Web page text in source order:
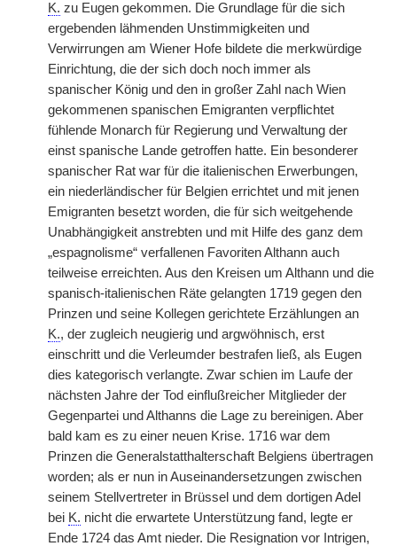
K. zu Eugen gekommen. Die Grundlage für die sich
ergebenden lähmenden Unstimmigkeiten und
Verwirrungen am Wiener Hofe bildete die merkwürdige
Einrichtung, die der sich doch noch immer als
spanischer König und den in großer Zahl nach Wien
gekommenen spanischen Emigranten verpflichtet
fühlende Monarch für Regierung und Verwaltung der
einst spanische Lande getroffen hatte. Ein besonderer
spanischer Rat war für die italienischen Erwerbungen,
ein niederländischer für Belgien errichtet und mit jenen
Emigranten besetzt worden, die für sich weitgehende
Unabhängigkeit anstrebten und mit Hilfe des ganz dem
„espagnolisme“ verfallenen Favoriten Althann auch
teilweise erreichten. Aus den Kreisen um Althann und die
spanisch-italienischen Räte gelangten 1719 gegen den
Prinzen und seine Kollegen gerichtete Erzählungen an
K., der zugleich neugierig und argwöhnisch, erst
einschritt und die Verleumder bestrafen ließ, als Eugen
dies kategorisch verlangte. Zwar schien im Laufe der
nächsten Jahre der Tod einflußreicher Mitglieder der
Gegenpartei und Althanns die Lage zu bereinigen. Aber
bald kam es zu einer neuen Krise. 1716 war dem
Prinzen die Generalstatthalterschaft Belgiens übertragen
worden; als er nun in Auseinandersetzungen zwischen
seinem Stellvertreter in Brüssel und dem dortigen Adel
bei K. nicht die erwartete Unterstützung fand, legte er
Ende 1724 das Amt nieder. Die Resignation vor Intrigen,